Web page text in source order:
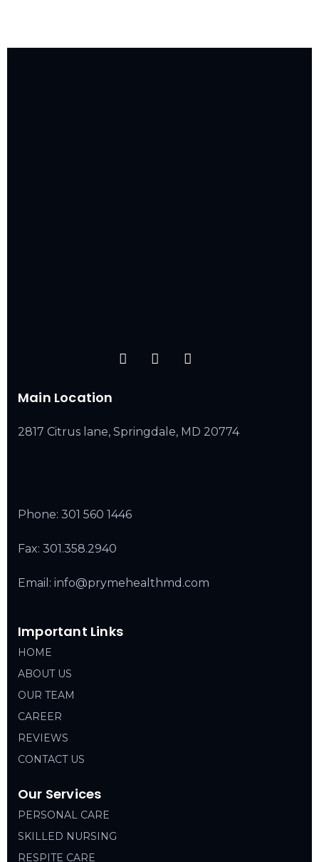
Main Location
2817 Citrus lane, Springdale, MD 20774
Phone: 301 560 1446
Fax: 301.358.2940
Email: info@prymehealthmd.com
Important Links
HOME
ABOUT US
OUR TEAM
CAREER
REVIEWS
CONTACT US
Our Services
PERSONAL CARE
SKILLED NURSING
RESPITE CARE